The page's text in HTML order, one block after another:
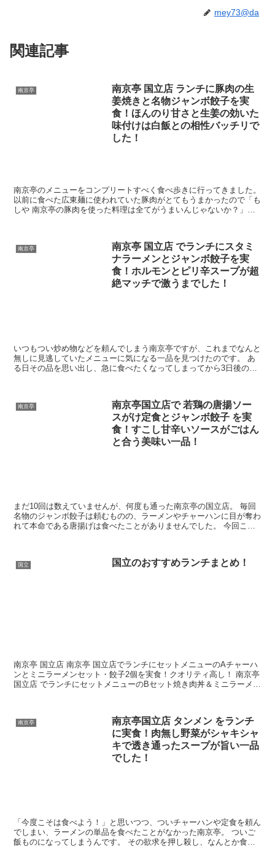
mey73@da
関連記事
南京亭
南京亭 国立店 ランチに豚肉の生
姜焼きと名物ジャンボ餃子を実
食！ほんのり甘さと生姜の効いた
味付けは白飯との相性バッチリで
した！
南京亭のメニューをコンプリートすべく食べ歩きに行ってきました。
以前に食べた広東麺に使われていた豚肉がとてもうまかったので「も
しや 南京亭の豚肉を使った料理は全てがうまいんじゃないか？」そ
南京亭
南京亭 国立店 でランチにスタミ
ナラーメンとジャンボ餃子を実
食！ホルモンとピリ辛スープが超
絶マッチで激うまでした！
いつもつい炒め物などを頼んでしまう南京亭ですが、これまでなんと
無しに見逃していたメニューに気になる一品を見つけたのです。 あ
る日その品を思い出し、急に食べたくなってしまってから3日後のこ
南京亭
南京亭国立店で 若鶏の唐揚ソー
スがけ定食とジャンボ餃子 を実
食！すこし甘辛いソースがごはん
と合う美味い一品！
まだ10回は数えていませんが、何度も通った南京亭の国立店。 毎回
名物のジャンボ餃子は頼むものの、ラーメンやチャーハンに目が奪わ
れて本命である唐揚げは食べたことがありませんでした。 今回こそ
国立 国立のおすすめランチまとめ！
南京亭 国立店 南京亭 国立店でランチにセットメニューのAチャーハ
ンとミニラーメンセット・餃子2個を実食！クオリティ高し！ 南京亭
国立店 でランチにセットメニューのBセット焼き肉丼＆ミニラーメン
南京亭
南京亭国立店 タンメン をランチ
に実食！肉無し野菜がシャキシャ
キで透き通ったスープが旨い一品
でした！
「今度こそは食べよう！」と思いつつ、ついチャーハンや定食を頼ん
でしまい、ラーメンの単品を食べたことがなかった南京亭。 ついご
飯ものになってしまうんです。 その欲求を押し殺し、なんとか食べ